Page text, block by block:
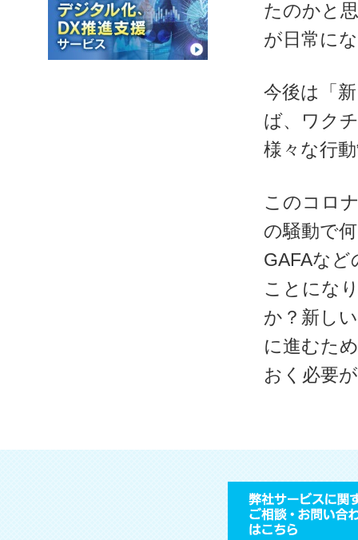
たのかと
が日常に
今後は「
ば、ワク
様々な行
このコロ
の騒動で
GAFAなど
ことにな
か？新し
に進むた
おく必要